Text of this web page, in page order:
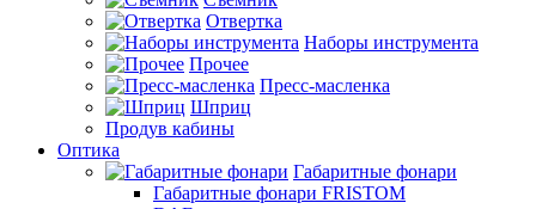
Отвертка
Наборы инструмента
Прочее
Пресс-масленка
Шприц
Продув кабины
Оптика
Габаритные фонари
Габаритные фонари FRISTOM